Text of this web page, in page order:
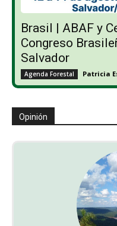
Brasil | ABAF y
Congreso
Salvador
Agenda Forestal Patricia
Opinión